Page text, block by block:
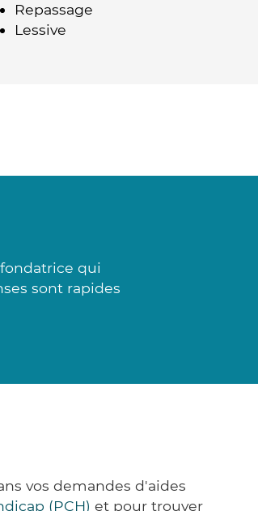
Repassage
Lessive
qui
sont rapides
vos demandes d'aides
(PCH) et pour trouver